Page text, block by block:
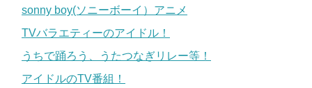
sonny boy(ソニーボーイ）アニメ
TVバラエティーのアイドル！
うちで踊ろう、うたつなぎリレー等！
アイドルのTV番組！